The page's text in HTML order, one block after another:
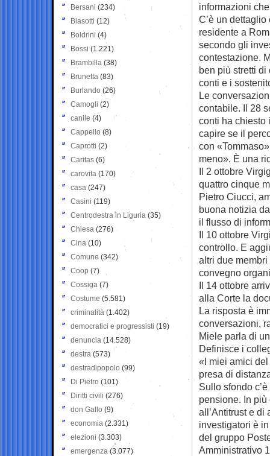
informazioni
C’è un
residente a
secondo gli
contestazione.
ben più stretti
conti e i
Le
contabile. Il 28
conti ha chiesto
capire se il
con
meno». È una
Il 2 ottobre
quattro cinque
Pietro Ciucci,
buona notizia
il flusso di
Il 10 ottobre
controllo. E
altri due
convegno
Il 14 ottobre
alla Corte la
La risposta è
conversazioni,
Miele parla di
Definisce i
«I miei amici
presa di
Sullo sfondo
pensione. In
all’Antitrust e
investigatori è
del gruppo
Amministrativo
Bersani (234)
Biasotti (12)
Boldrini (4)
Bossi (1.221)
Brambilla (38)
Brunetta (83)
Burlando (26)
Camogli (2)
canile (4)
Cappello (8)
Caprotti (2)
Caritas (6)
carovita (170)
casa (247)
Casini (119)
Centrodestra in Liguria (35)
Chiesa (276)
Cina (10)
Comune (342)
Coop (7)
Cossiga (7)
Costume (5.581)
criminalità (1.402)
democratici e progressisti (19)
denuncia (14.528)
destra (573)
destradipopolo (99)
Di Pietro (101)
Diritti civili (276)
don Gallo (9)
economia (2.331)
elezioni (3.303)
emergenza (3.077)